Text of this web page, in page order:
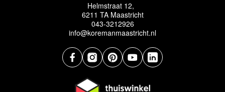
Helmstraat 12,
6211 TA Maastricht
043-3212926
info@koremanmaastricht.nl